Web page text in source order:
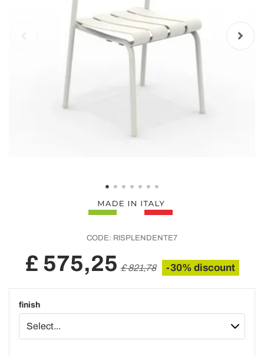
CODE: RISPLENDENTE7
£ 575,25 £ 821,78 -30% discount
finish